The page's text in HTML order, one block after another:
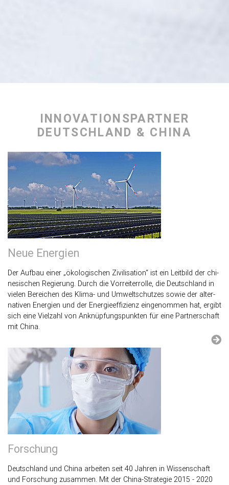
IN­NO­VA­TI­ONS­PART­NER
DEUTSCH­LAND & CHINA
Neue En­er­gi­en
Der Auf­bau einer „öko­lo­gi­schen Zi­vi­li­sa­ti­on“ ist ein Leit­bild der chi­
ne­si­schen Re­gie­rung. Durch die Vor­rei­ter­rol­le, die Deutsch­land in
vie­len Be­rei­chen des Kli­ma- und Um­welt­schut­zes sowie der al­ter­
na­ti­ven En­er­gi­en und der En­er­gie­ef­fi­zi­enz ein­ge­nom­men hat, er­gibt
sich eine Viel­zahl von An­knüp­fungs­punk­ten für eine Part­ner­schaft
mit China.
For­schung
Deutsch­land und China ar­bei­ten seit 40 Jah­ren in Wis­sen­schaft
und For­schung zu­sam­men. Mit der Chi­na-Stra­te­gie 2015 - 2020